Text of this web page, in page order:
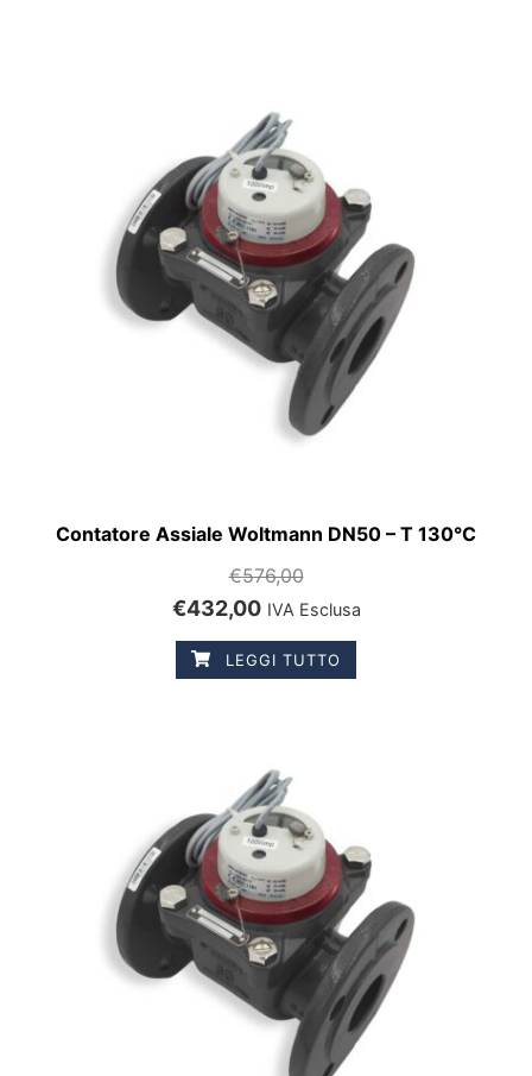
Contatore Assiale Woltmann DN50 – T 130°C
€576,00
€432,00 IVA Esclusa
LEGGI TUTTO